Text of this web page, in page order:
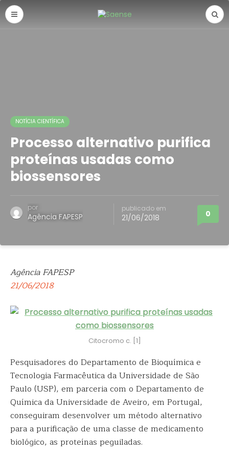
NOTÍCIA CIENTÍFICA
Processo alternativo purifica
proteínas usadas como
biossensores
por
Agência FAPESP
publicado em
21/06/2018 0
Agência FAPESP
21/06/2018
Citocromo c. [1]
Pesquisadores do Departamento de Bioquímica e
Tecnologia Farmacêutica da Universidade de São
Paulo (USP), em parceria com o Departamento de
Químicada Universidade de Aveiro, em Portugal,
conseguiram desenvolver um método alternativo
para a purificação de uma classe de medicamento
biológico, as proteínas peguiladas.